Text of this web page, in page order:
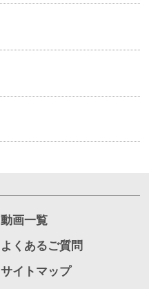
動画一覧
よくあるご質問
サイトマップ